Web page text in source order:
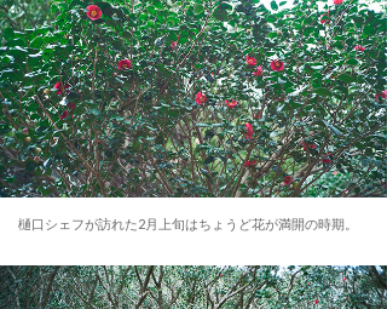
樋口シェフが訪れた2月上旬はちょうど花が満開の時期。